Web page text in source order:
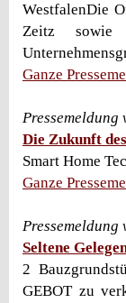
WestfalenDie
Zeitz sowie
Ganze
Die Zukunft
Smart Home
Ganze
Seltene
2
GEBOT zu